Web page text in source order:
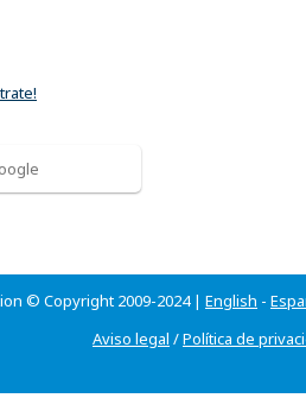
© Copyright 2009-2024 | English -
Aviso legal /Política de